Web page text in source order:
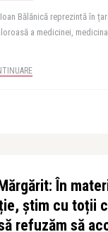
Bălănică reprezintă în
a medicinei,
În
ştim cu toții
refuzăm să